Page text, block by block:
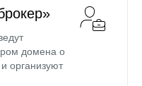
домена о
организуют